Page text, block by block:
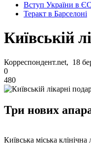
Вступ України в ЄС
Теракт в Барселоні
Київській
Корреспондент.net, 18
0
480
Три нових
Київська міська